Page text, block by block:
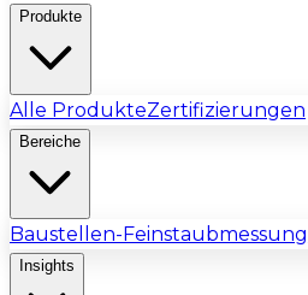
Produkte
Alle ProdukteZertifizierungen
Bereiche
Baustellen-Feinstaubmessung
Insights